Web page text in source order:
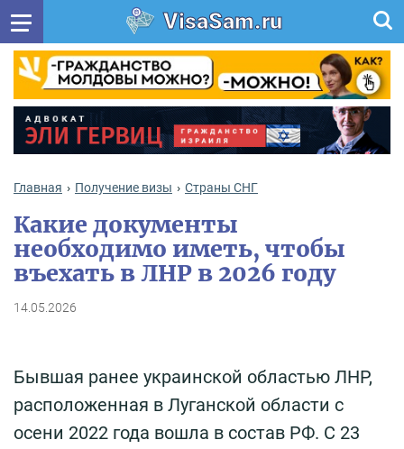
VisaSam.ru
Главная Получение визы Cтраны СНГ
Какие документы
необходимо иметь, чтобы
въехать в ЛНР в 2026 году
14.05.2026
Бывшая ранее украинской областью ЛНР,
расположенная в Луганской области с
осени 2022 года вошла в состав РФ. С 23